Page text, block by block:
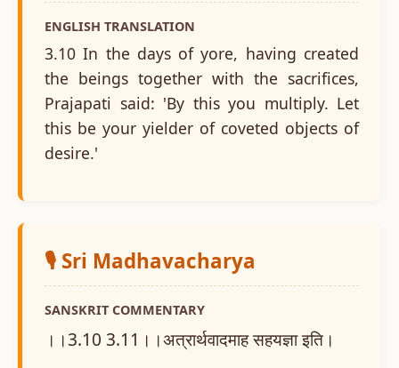
ENGLISH TRANSLATION
3.10 In the days of yore, having created
the beings together with the sacrifices,
Prajapati said: 'By this you multiply. Let
this be your yielder of coveted objects of
desire.'
🎙️ Sri Madhavacharya
SANSKRIT COMMENTARY
।।3.10 3.11।।अत्रार्थवादमाह सहयज्ञा इति।